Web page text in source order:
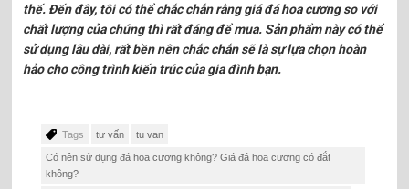
thế. Đến đây, tôi có thể chắc chắn rằng giá đá hoa cương so với
chất lượng của chúng thì rất đáng để mua. Sản phẩm này có thể
sử dụng lâu dài, rất bền nên chắc chắn sẽ là sự lựa chọn hoàn
hảo cho công trình kiến trúc của gia đình bạn.
Tags tư vấn tu van
Có nên sử dụng đá hoa cương không? Giá đá hoa cương có đắt
không?